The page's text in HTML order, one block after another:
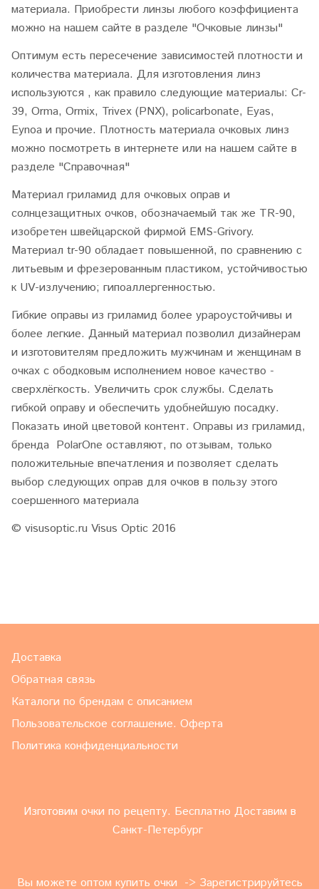
материала. Приобрести линзы любого коэффициента
можно на нашем сайте в разделе "Очковые линзы"
Оптимум есть пересечение зависимостей плотности и
количества материала. Для изготовления линз
используются , как правило следующие материалы: Cr-
39, Orma, Ormix, Trivex (PNX), policarbonate, Eyas,
Eynoa и прочие. Плотность материала очковых линз
можно посмотреть в интернете или на нашем сайте в
разделе "Справочная"
Материал гриламид для очковых оправ и
солнцезащитных очков, обозначаемый так же TR-90,
изобретен швейцарской фирмой EMS-Grivory.
Материал tr-90 обладает повышенной, по сравнению с
литьевым и фрезерованным пластиком, устойчивостью
к UV-излучению; гипоаллергенностью.
Гибкие оправы из гриламид более урароустойчивы и
более легкие. Данный материал позволил дизайнерам
и изготовителям предложить мужчинам и женщинам в
очках с ободковым исполнением новое качество -
сверхлёгкость. Увеличить срок службы. Сделать
гибкой оправу и обеспечить удобнейшую посадку.
Показать иной цветовой контент. Оправы из гриламид,
бренда PolarOne оставляют, по отзывам, только
положительные впечатления и позволяет сделать
выбор следующих оправ для очков в пользу этого
соершенного материала
© visusoptic.ru Visus Optic 2016
Доставка
Обратная связь
Каталоги по брендам с описанием
Пользовательское соглашение. Оферта
Политика конфиденциальности
Изготовим очки по рецепту. Бесплатно Доставим в
Санкт-Петербург
Вы можете оптом купить очки -> Зарегистрируйтесь